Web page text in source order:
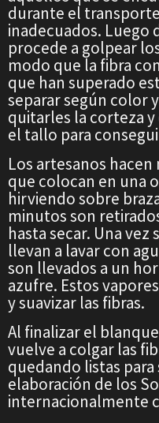
durante el
inadecuados. Luego
procede a golpear
modo que la fibra
que han superado
separar según color
quitarles la corteza y
el tallo para
Los artesanos
que colocan en una
hirviendo sobre
minutos son
hasta secar. Una vez
llevan a lavar con
son llevados a un
azufre. Estos
y suavizar las fibras.
Al finalizar el
vuelve a colgar las
quedando listas
elaboración de los
internacionalmente